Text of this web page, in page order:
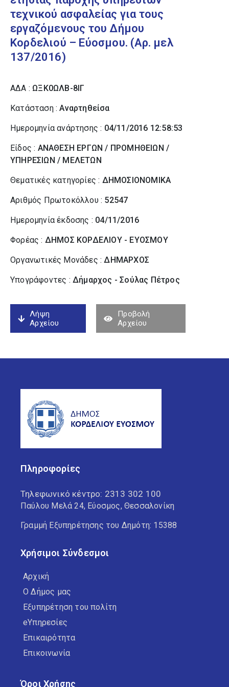
τεχνικού ασφαλείας για τους
εργαζόμενους του Δήμου
Κορδελιού – Εύοσμου. (Αρ. μελ
137/2016)
ΑΔΑ : ΩΞΚ0ΩΛΒ-8ΙΓ
Κατάσταση :Αναρτηθείσα
Ημερομηνία ανάρτησης : 04/11/2016 12:58:53
Είδος : ΑΝΑΘΕΣΗ ΕΡΓΩΝ / ΠΡΟΜΗΘΕΙΩΝ /
ΥΠΗΡΕΣΙΩΝ / ΜΕΛΕΤΩΝ
Θεματικές κατηγορίες : ΔΗΜΟΣΙΟΝΟΜΙΚΑ
Αριθμός Πρωτοκόλλου : 52547
Ημερομηνία έκδοσης : 04/11/2016
Φορέας : ΔΗΜΟΣ ΚΟΡΔΕΛΙΟΥ - ΕΥΟΣΜΟΥ
Οργανωτικές Μονάδες :ΔΗΜΑΡΧΟΣ
Υπογράφοντες : Δήμαρχος - Σούλας Πέτρος
Λήψη
Αρχείου
Προβολή
Αρχείου
Πληροφορίες
Τηλεφωνικό κέντρο: 2313 302 100
Παύλου Μελά 24, Εύοσμος, Θεσσαλονίκη
Γραμμή Εξυπηρέτησης του Δημότη: 15388
Χρήσιμοι Σύνδεσμοι
Αρχική
Ο Δήμος μας
Εξυπηρέτηση του πολίτη
eΥπηρεσίες
Επικαιρότητα
Επικοινωνία
Όροι Χρήσης